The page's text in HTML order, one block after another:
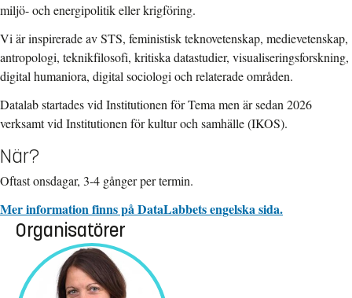
miljö- och energipolitik eller krigföring.
Vi är inspirerade av STS, feministisk teknovetenskap, medievetenskap,
antropologi, teknikfilosofi, kritiska datastudier, visualiseringsforskning,
digital humaniora, digital sociologi och relaterade områden.
Datalab startades vid Institutionen för Tema men är sedan 2026
verksamt vid Institutionen för kultur och samhälle (IKOS).
När?
Oftast onsdagar, 3-4 gånger per termin.
Mer information finns på DataLabbets engelska sida.
Organisatörer